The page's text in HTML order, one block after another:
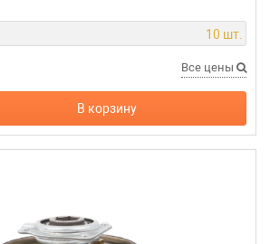
10 шт.
Все цены
В корзину